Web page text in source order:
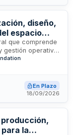
en el congreso
diseño,
espacio
MWC
que comprende
gestión operativa
de
en el Mobile
constituye
de la
de
En Plazo
18/09/2026
la